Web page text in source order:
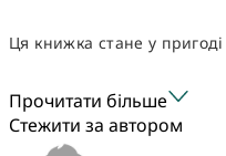
Ця книжка стане у
Прочитати більше
Стежити за автором